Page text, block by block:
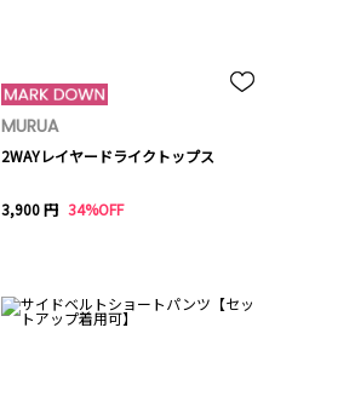
MURUA
2WAYレイヤードライクトップス
3,900 円 34%OFF